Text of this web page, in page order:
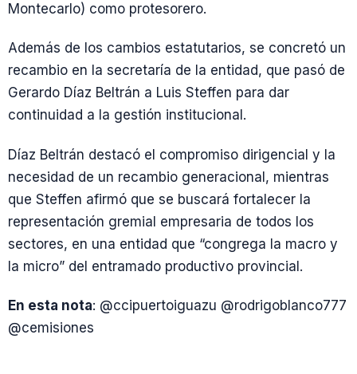
Montecarlo) como protesorero.
Además de los cambios estatutarios, se concretó un
recambio en la secretaría de la entidad, que pasó de
Gerardo Díaz Beltrán a Luis Steffen para dar
continuidad a la gestión institucional.
Díaz Beltrán destacó el compromiso dirigencial y la
necesidad de un recambio generacional, mientras
que Steffen afirmó que se buscará fortalecer la
representación gremial empresaria de todos los
sectores, en una entidad que “congrega la macro y
la micro” del entramado productivo provincial.
En esta nota: @ccipuertoiguazu @rodrigoblanco777
@cemisiones